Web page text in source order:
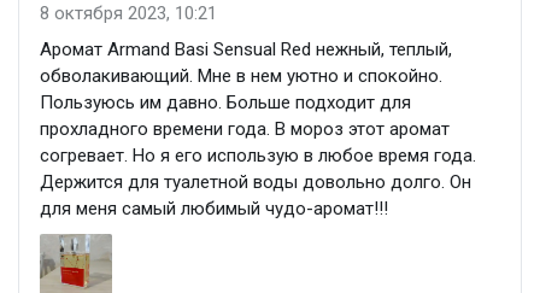
8 октября 2023, 10:21
Аромат Armand Basi Sensual Red нежный, теплый,
обволакивающий. Мне в нем уютно и спокойно.
Пользуюсь им давно. Больше подходит для
прохладного времени года. В мороз этот аромат
согревает. Но я его использую в любое время года.
Держится для туалетной воды довольно долго. Он
для меня самый любимый чудо-аромат!!!